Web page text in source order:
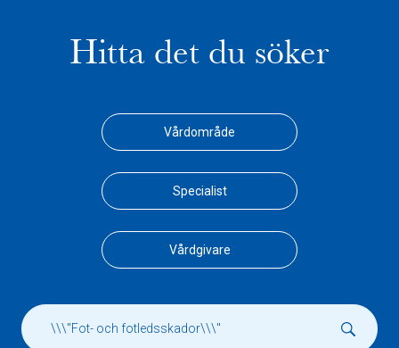
Hitta det du söker
Vårdområde
Specialist
Vårdgivare